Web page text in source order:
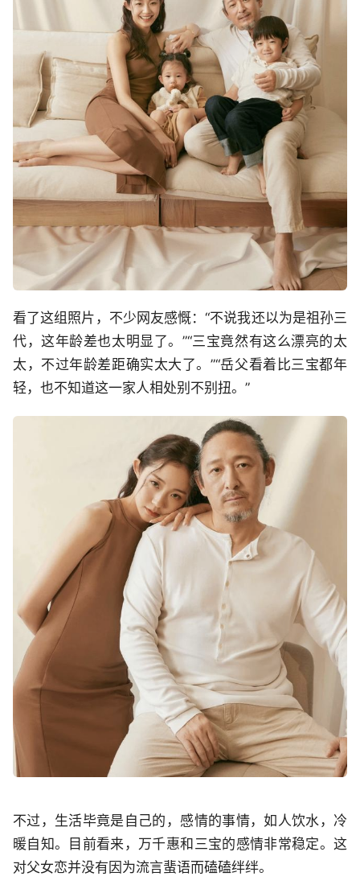
看了这组照片，不少网友感慨：“不说我还以为是祖孙三
代，这年龄差也太明显了。”“三宝竟然有这么漂亮的太
太，不过年龄差距确实太大了。”“岳父看着比三宝都年
轻，也不知道这一家人相处别不别扭。”
不过，生活毕竟是自己的，感情的事情，如人饮水，冷
暖自知。目前看来，万千惠和三宝的感情非常稳定。这
对父女恋并没有因为流言蜚语而磕磕绊绊。